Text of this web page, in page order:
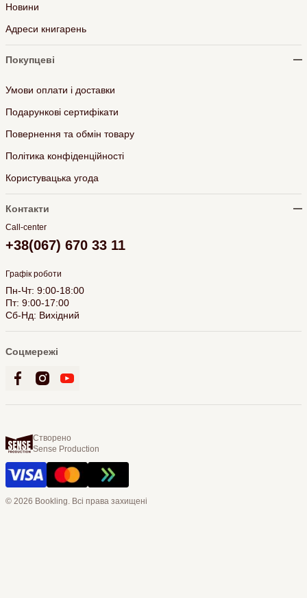
Новини
Адреси книгарень
Покупцеві
Умови оплати і доставки
Подарункові сертифікати
Повернення та обмін товару
Політика конфіденційності
Користувацька угода
Контакти
Call-center
+38(067) 670 33 11
Графік роботи
Пн-Чт: 9:00-18:00
Пт: 9:00-17:00
Сб-Нд: Вихідний
Соцмережі
Створено
Sense Production
© 2026 Bookling. Всі права захищені